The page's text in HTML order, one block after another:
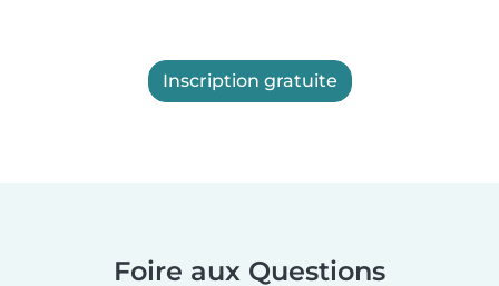
Inscription gratuite
Foire aux Questions